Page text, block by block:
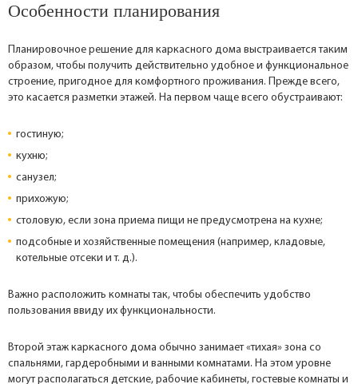
Особенности планирования
Планировочное решение для каркасного дома выстраивается таким
образом, чтобы получить действительно удобное и функциональное
строение, пригодное для комфортного проживания. Прежде всего,
это касается разметки этажей. На первом чаще всего обустраивают:
гостиную;
кухню;
санузел;
прихожую;
столовую, если зона приема пищи не предусмотрена на кухне;
подсобные и хозяйственные помещения (например, кладовые,
котельные отсеки и т. д.).
Важно расположить комнаты так, чтобы обеспечить удобство
пользования ввиду их функциональности.
Второй этаж каркасного дома обычно занимает «тихая» зона со
спальнями, гардеробными и ванными комнатами. На этом уровне
могут располагаться детские, рабочие кабинеты, гостевые комнаты и